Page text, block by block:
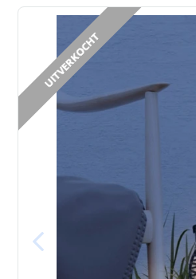
UITVERKOCHT